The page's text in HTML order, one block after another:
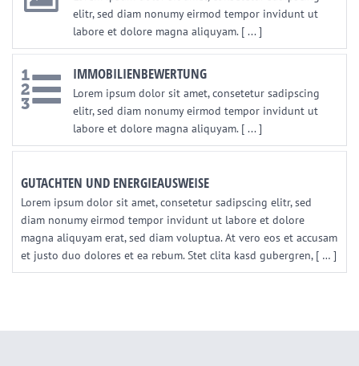
elitr, sed diam nonumy eirmod tempor invidunt ut
labore et dolore magna aliquyam. [ ... ]
IMMOBILIENBEWERTUNG
Lorem ipsum dolor sit amet, consetetur sadipscing
elitr, sed diam nonumy eirmod tempor invidunt ut
labore et dolore magna aliquyam. [ ... ]
GUTACHTEN UND ENERGIEAUSWEISE
Lorem ipsum dolor sit amet, consetetur sadipscing elitr, sed
diam nonumy eirmod tempor invidunt ut labore et dolore
magna aliquyam erat, sed diam voluptua. At vero eos et accusam
et justo duo dolores et ea rebum. Stet clita kasd gubergren, [ … ]